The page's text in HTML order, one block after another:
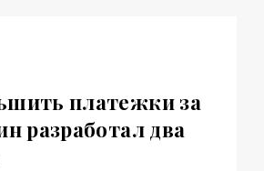
платежки за
разработал два